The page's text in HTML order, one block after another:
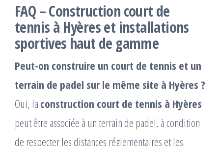
FAQ – Construction court de
tennis à Hyères et installations
sportives haut de gamme
Peut-on construire un court de tennis et un
terrain de padel sur le même site à Hyères ?
Oui, la construction court de tennis à Hyères
peut être associée à un terrain de padel, à condition
de respecter les distances réglementaires et les